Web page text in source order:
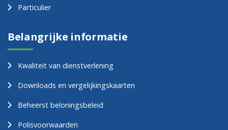
Particulier
Belangrijke informatie
Kwaliteit van dienstverlening
Downloads en vergelijkingskaarten
Beheerst beloningsbeleid
Polisvoorwaarden